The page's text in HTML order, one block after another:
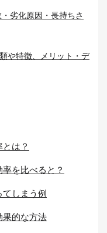
劣化原因・長持ちさ
や特徴、メリット・デ
は？
を比べると？
てしまう例
果的な方法